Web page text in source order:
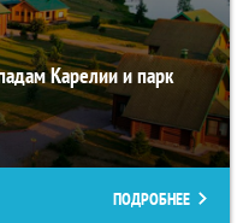
Карелии и парк
ПОДРОБНЕЕ